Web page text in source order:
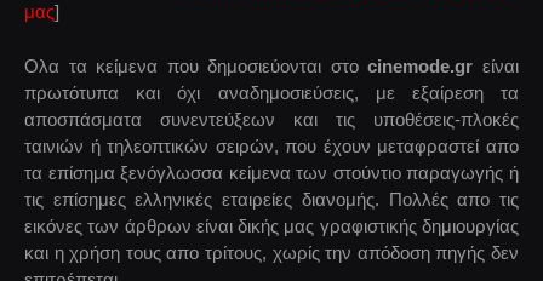
μας]
Ολα τα κείμενα που δημοσιεύονται στοcinemode.gr είναι
πρωτότυπα και όχι αναδημοσιεύσεις, με εξαίρεση τα
αποσπάσματα συνεντεύξεων και τις υποθέσεις-πλοκές
ταινιών ή τηλεοπτικών σειρών, που έχουν μεταφραστεί απο
τα επίσημα ξενόγλωσσα κείμενα των στούντιο παραγωγής ή
τις επίσημες ελληνικές εταιρείες διανομής. Πολλές απο τις
εικόνες των άρθρων είναι δικής μας γραφιστικής δημιουργίας
και η χρήση τους απο τρίτους, χωρίς την απόδοση πηγής δεν